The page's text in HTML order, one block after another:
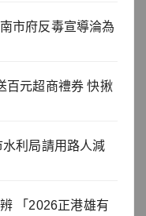
市府反毒宣導淪為
百元超商禮券 快揪
利局請用路人減
「2026正港雄有